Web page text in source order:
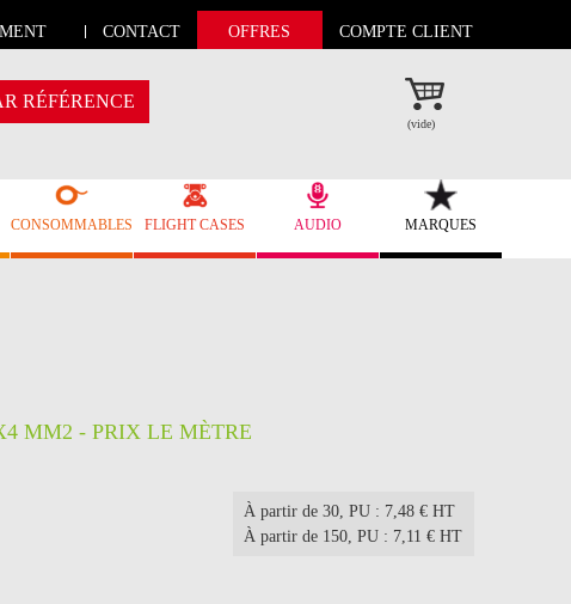
CONTACT OFFRES COMPTE CLIENT
(vide)
RÉFÉRENCE
CONSOMMABLES FLIGHT CASES AUDIO MARQUES
MM2 - PRIX LE MÈTRE
À partir de 30, PU : 7,48 € HT
À partir de 150, PU : 7,11 € HT